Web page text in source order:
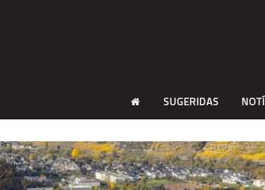
SUGERIDAS